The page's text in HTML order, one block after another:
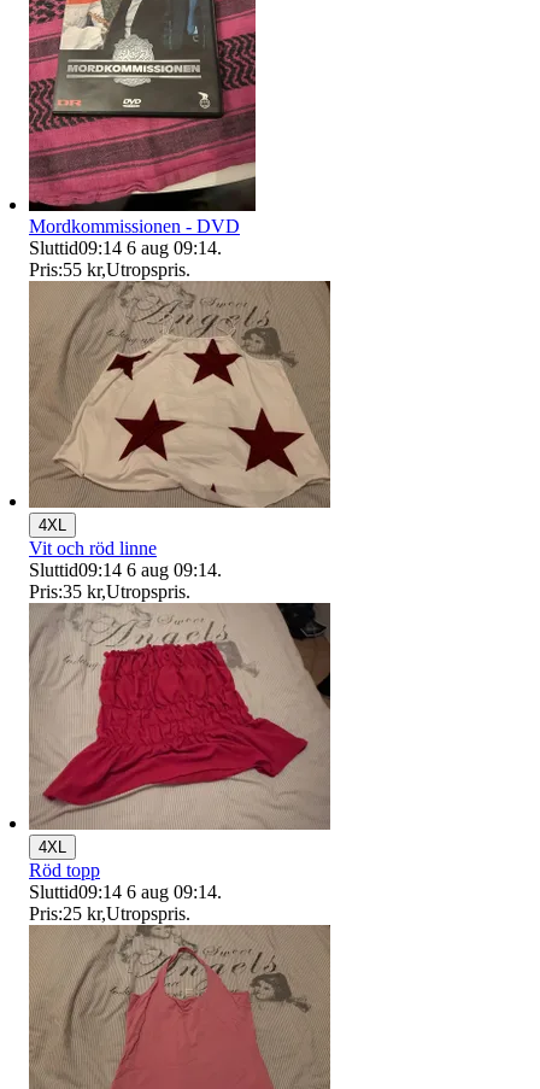
Mordkommissionen - DVD
Sluttid09:14 6 aug 09:14.
Pris:55 kr,Utropspris.
4XL
Vit och röd linne
Sluttid09:14 6 aug 09:14.
Pris:35 kr,Utropspris.
4XL
Röd topp
Sluttid09:14 6 aug 09:14.
Pris:25 kr,Utropspris.